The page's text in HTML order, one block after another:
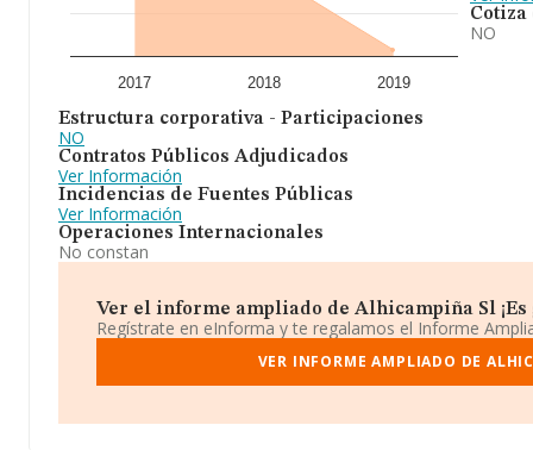
2017 2018 2019
Estructura corporativa - Participaciones
NO
Contratos Públicos Adjudicados
Ver Información
Incidencias de Fuentes Públicas
Ver Información
Operaciones Internacionales
No constan
Cotiza
NO
Ver el informe ampliado de Alhicampiña Sl ¡Es
Regístrate en eInforma y te regalamos el Informe
VER INFORME AMPLIADO DE